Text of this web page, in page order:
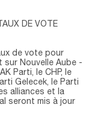
DE VOTE
de vote pour
sur Nouvelle Aube -
Parti, le CHP, le
Gelecek, le Parti
alliances et la
seront mis à jour